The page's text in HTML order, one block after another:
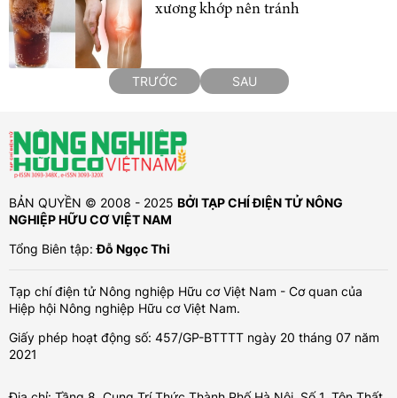
xương khớp nên tránh
TRƯỚC SAU
BẢN QUYỀN © 2008 - 2025 BỞI TẠP CHÍ ĐIỆN TỬ NÔNG
NGHIỆP HỮU CƠ VIỆT NAM
Tổng Biên tập:Đỗ Ngọc Thi
Tạp chí điện tử Nông nghiệp Hữu cơ Việt Nam - Cơ quan của
Hiệp hội Nông nghiệp Hữu cơ Việt Nam.
Giấy phép hoạt động số: 457/GP-BTTTT ngày 20 tháng 07 năm
2021